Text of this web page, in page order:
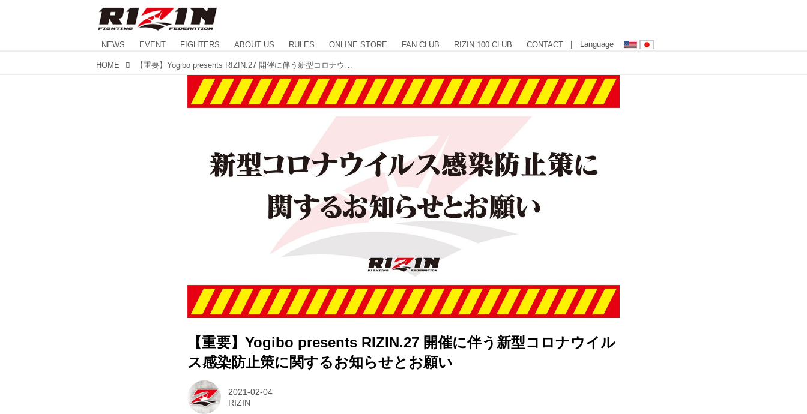
NEWS EVENT FIGHTERS ABOUT US RULES ONLINE STORE FAN CLUB RIZIN 100 CLUB CONTACT | Language
HOME
【重要】Yogibo presents RIZIN.27 開催に伴う新型コロナウイル
ス感染防止策に関するお知らせとお願い
2021-02-04
RIZIN